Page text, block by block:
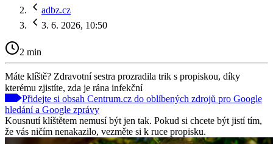
adbz.cz
3. 6. 2026, 10:50
2 min
Máte klíště? Zdravotní sestra prozradila trik s propiskou, díky
kterému zjistíte, zda je rána infekční
Přidejte si obsah Centrum.cz do oblíbených zdrojů pro Google
hledání a Google zprávy
Kousnutí klíštětem nemusí být jen tak. Pokud si chcete být jistí tím,
že vás ničím nenakazilo, vezměte si k ruce propisku.